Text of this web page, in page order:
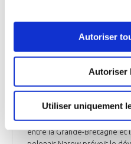
Autoriser
Autoriser
Utiliser uniquement
européenne dans le contexte
des missiles sur des menaces
missiles de croisière et des
de plus de 40 km, a précisé le
avec l'entreprise polonaise
qui serait le plus important
entre la Grande-Bretagne et